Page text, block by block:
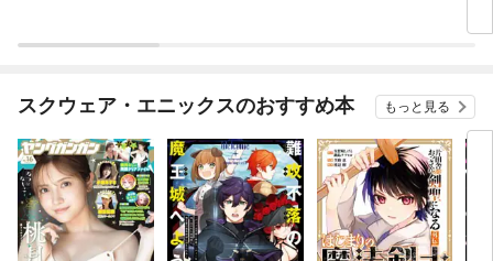
スクウェア・エニックスのおすすめ本 もっと見る